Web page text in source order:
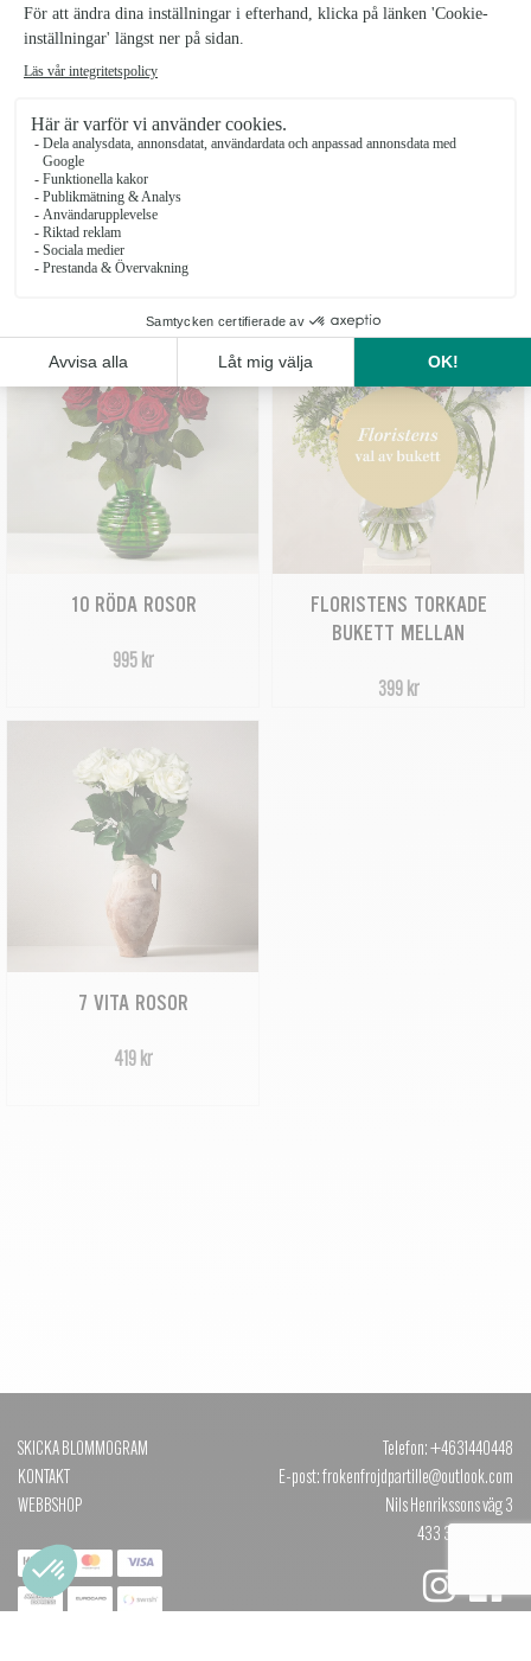
BUKETT ROSA LILJOR
489 kr
10 RÖDA ROSOR
995 kr
FLORISTENS TORKADE
BUKETT MELLAN
399 kr
7 VITA ROSOR
419 kr
SKICKA BLOMMOGRAM
KONTAKT
WEBBSHOP
Telefon: +4631440448
E-post: frokenfrojdpartille@outlook.com
Nils Henrikssons väg 3
433 35 PARTILLE